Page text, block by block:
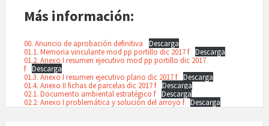
Más información:
00. Anuncio de aprobación definitiva
Descarga
01.1. Memoria vinculante mod pp portillo dic 2017 f
Descarga
01.2. Anexo I resumen ejecutivo mod pp portillo dic 2017
f
Descarga
01.3. Anexo I resumen ejecutivo plano dic 2017 f
Descarga
01.4. Anexo II fichas de parcelas dic 2017 f
Descarga
02.1. Documento ambiental estratégico f
Descarga
02.2. Anexo I problemática y solución del arroyo f Descarga